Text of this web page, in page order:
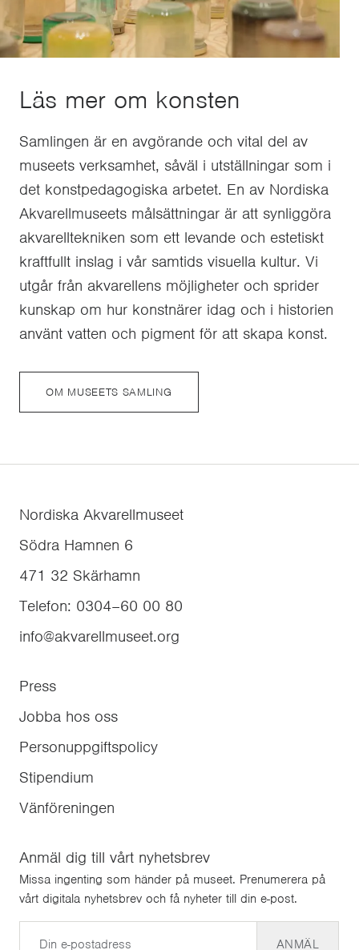
Läs mer om konsten
Samlingen är en avgörande och vital del av
museets verksamhet, såväl i utställningar som i
det konstpedagogiska arbetet. En av Nordiska
Akvarellmuseets målsättningar är att synliggöra
akvarelltekniken som ett levande och estetiskt
kraftfullt inslag i vår samtids visuella kultur. Vi
utgår från akvarellens möjligheter och sprider
kunskap om hur konstnärer idag och i historien
använt vatten och pigment för att skapa konst.
OM MUSEETS SAMLING
Nordiska Akvarellmuseet
Södra Hamnen 6
471 32 Skärhamn
Telefon: 0304–60 00 80
info@akvarellmuseet.org
Press
Jobba hos oss
Personuppgiftspolicy
Stipendium
Vänföreningen
Anmäl dig till vårt nyhetsbrev
Missa ingenting som händer på museet. Prenumerera på
vårt digitala nyhetsbrev och få nyheter till din e-post.
ANMÄL